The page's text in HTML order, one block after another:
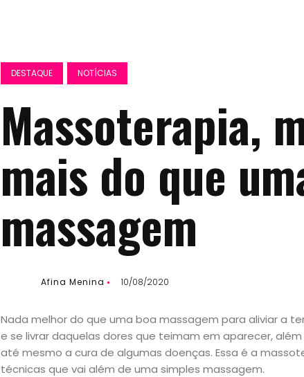
DESTAQUE NOTÍCIAS
Massoterapia,
mais do que
massagem
Afina Menina 10/08/2020
Nada melhor do que uma boa massagem para aliviar a
e se livrar daquelas dores que teimam em aparecer,
até mesmo a cura de algumas doenças. Essa é a
técnicas que vai além de uma simples massagem.